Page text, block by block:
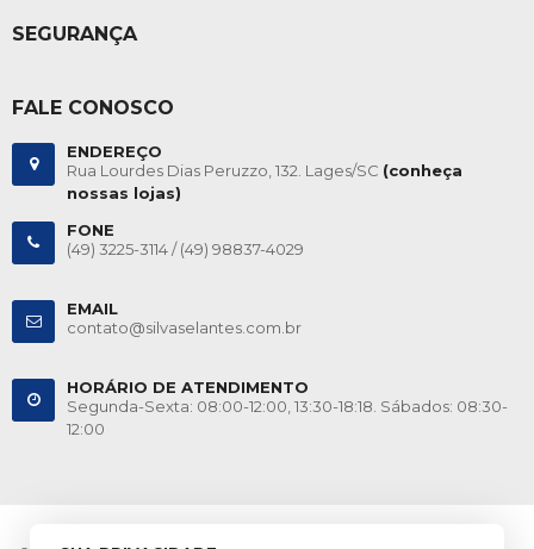
SEGURANÇA
FALE CONOSCO
ENDEREÇO
Rua Lourdes Dias Peruzzo, 132. Lages/SC (conheça
nossas lojas)
FONE
(49) 3225-3114 /(49) 98837-4029
EMAIL
contato@silvaselantes.com.br
HORÁRIO DE ATENDIMENTO
Segunda-Sexta: 08:00-12:00, 13:30-18:18. Sábados: 08:30-
12:00